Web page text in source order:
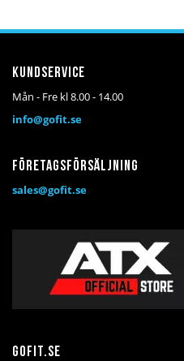
Kundservice
Mån - Fre kl 8.00 - 14.00
info@gofit.se
Företagsförsäljning
sales@gofit.se
Gofit.se